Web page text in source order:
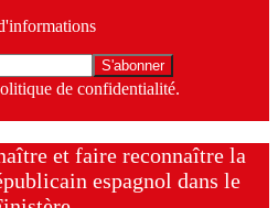
de confidentialité.
et faire reconnaître la
espagnol dans le